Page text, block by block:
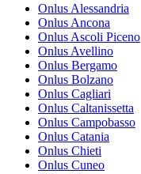
Onlus Alessandria
Onlus Ancona
Onlus Ascoli Piceno
Onlus Avellino
Onlus Bergamo
Onlus Bolzano
Onlus Cagliari
Onlus Caltanissetta
Onlus Campobasso
Onlus Catania
Onlus Chieti
Onlus Cuneo